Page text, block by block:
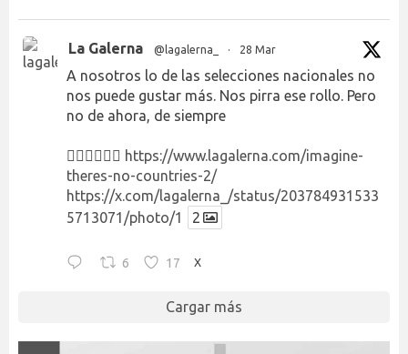
La Galerna @lagalerna_ · 28 Mar
A nosotros lo de las selecciones nacionales no
nos puede gustar más. Nos pirra ese rollo. Pero
no de ahora, de siempre
👉🏻👉🏻👉🏻 https://www.lagalerna.com/imagine-
theres-no-countries-2/
https://x.com/lagalerna_/status/203784931533
5713071/photo/1
2
6 17 X
Cargar más